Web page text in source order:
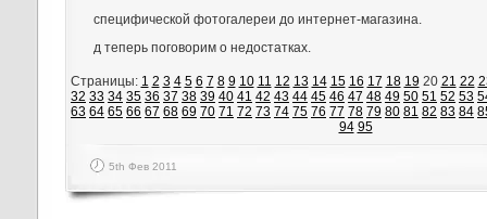
специфической фотогалереи до интернет-магазина.
д теперь поговорим о недостатках.
Страницы: 1 2 3 4 5 6 7 8 9 10 11 12 13 14 15 16 17 18 1920 21 22
32 33 34 35 36 37 38 39 40 41 42 43 44 45 46 47 48 49 50 51 52 53
63 64 65 66 67 68 69 70 71 72 73 74 75 76 77 78 79 80 81 82 83 84
94 95
5th Фев 2011